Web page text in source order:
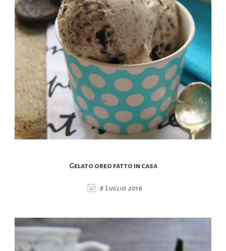
Gelato oreo fatto in casa
8 Luglio 2016